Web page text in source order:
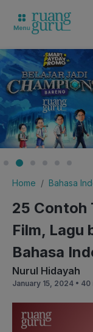
Home Bahasa
25 Contoh
Film, Lagu
Bahasa
Nurul Hidayah
January 15, 2024 • 40